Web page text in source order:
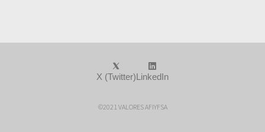
©2021 VALORES AFIYFSA
X (Twitter)LinkedIn